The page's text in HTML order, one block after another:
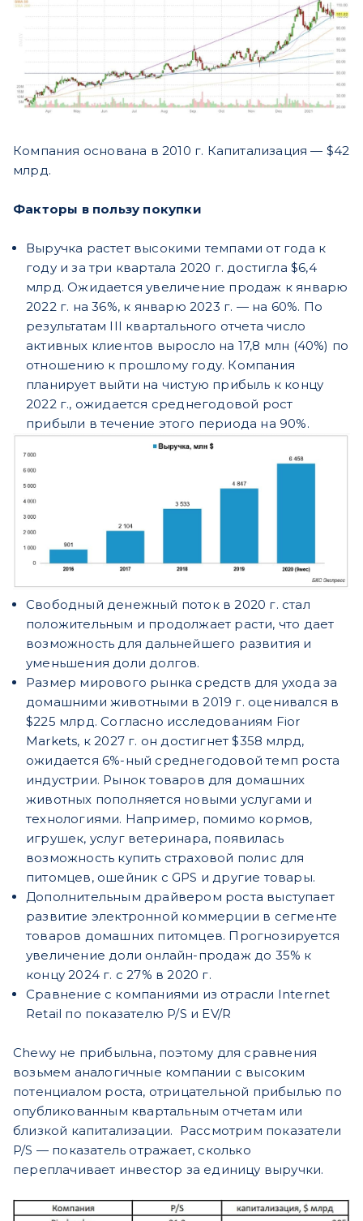
Компания основана в 2010 г. Капитализация — $42
млрд.
Факторы в пользу покупки
Выручка растет высокими темпами от года к
году и за три квартала 2020 г. достигла $6,4
млрд. Ожидается увеличение продаж к январю
2022 г. на 36%, к январю 2023 г. — на 60%. По
результатам III квартального отчета число
активных клиентов выросло на 17,8 млн (40%) по
отношению к прошлому году. Компания
планирует выйти на чистую прибыль к концу
2022 г., ожидается среднегодовой рост
прибыли в течение этого периода на 90%.
Свободный денежный поток в 2020 г. стал
положительным и продолжает расти, что дает
возможность для дальнейшего развития и
уменьшения доли долгов.
Размер мирового рынка средств для ухода за
домашними животными в 2019 г. оценивался в
$225 млрд. Согласно исследованиям Fior
Markets, к 2027 г. он достигнет $358 млрд,
ожидается 6%-ный среднегодовой темп роста
индустрии. Рынок товаров для домашних
животных пополняется новыми услугами и
технологиями. Например, помимо кормов,
игрушек, услуг ветеринара, появилась
возможность купить страховой полис для
питомцев, ошейник с GPS и другие товары.
Дополнительным драйвером роста выступает
развитие электронной коммерции в сегменте
товаров домашних питомцев. Прогнозируется
увеличение доли онлайн-продаж до 35% к
концу 2024 г. с 27% в 2020 г.
Сравнение с компаниями из отрасли Internet
Retail по показателю P/S и EV/R
Chewy не прибыльна, поэтому для сравнения
возьмем аналогичные компании с высоким
потенциалом роста, отрицательной прибылью по
опубликованным квартальным отчетам или
близкой капитализации. Рассмотрим показатели
P/S — показатель отражает, сколько
переплачивает инвестор за единицу выручки.